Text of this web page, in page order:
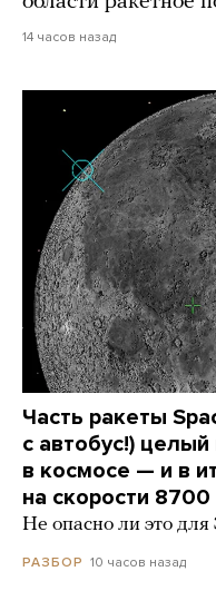
14 часов назад
Часть ракеты
с автобус!)
в космосе — и в
на скорости
Не опасно ли это
РАЗБОР 10 часов назад